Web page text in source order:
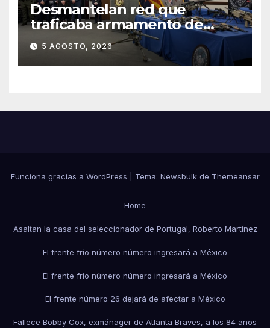
Desmantelan red que
traficaba armamento de
Arizona a México
5 AGOSTO, 2026
Funciona gracias a WordPress Tema: Newsbulkde Themeansar
Home
Asaltan la casa del seleccionador de Portugal, Roberto Martínez
El frente frío número número ingresará a México
El frente frío número número ingresará a México
El frente número 26 dejará de afectar a México
Fallece Bobby Cox, exmánager de Atlanta Braves, a los 84 años